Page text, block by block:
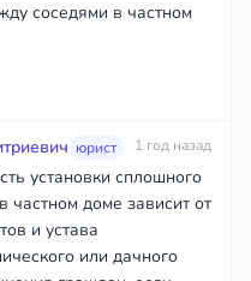
соседями в частном
юрист 1 год назад
установки сплошного
доме зависит от
и устава
или дачного